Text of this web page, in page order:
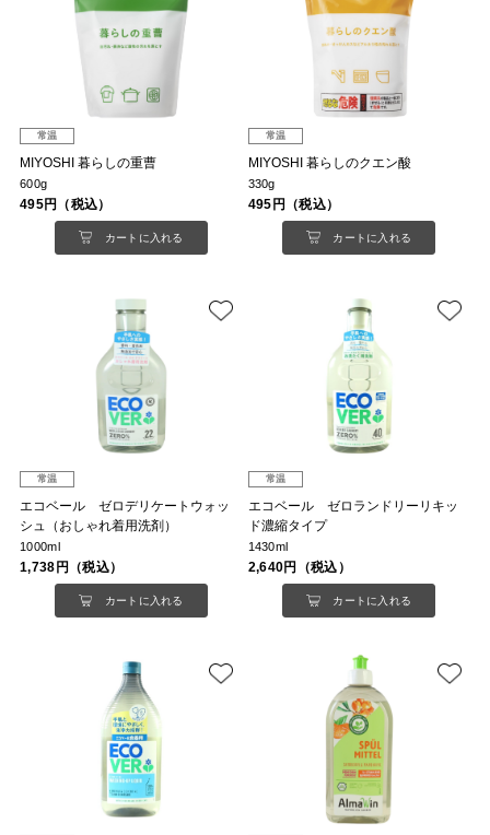
常温
MIYOSHI 暮らしの重曹
600g
495円（税込）
カートに入れる
常温
MIYOSHI 暮らしのクエン酸
330g
495円（税込）
カートに入れる
常温
エコベール ゼロデリケートウォッ
シュ（おしゃれ着用洗剤）
1000ml
1,738円（税込）
カートに入れる
常温
エコベール ゼロランドリーリキッ
ド濃縮タイプ
1430ml
2,640円（税込）
カートに入れる